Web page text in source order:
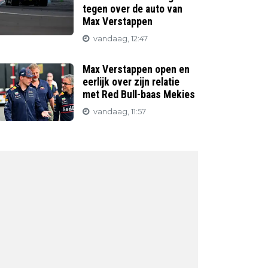
tegen over de auto van
Max Verstappen
vandaag, 12:47
Max Verstappen open en
eerlijk over zijn relatie
met Red Bull-baas Mekies
vandaag, 11:57